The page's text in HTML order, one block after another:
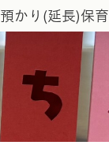
預かり(延長)保育